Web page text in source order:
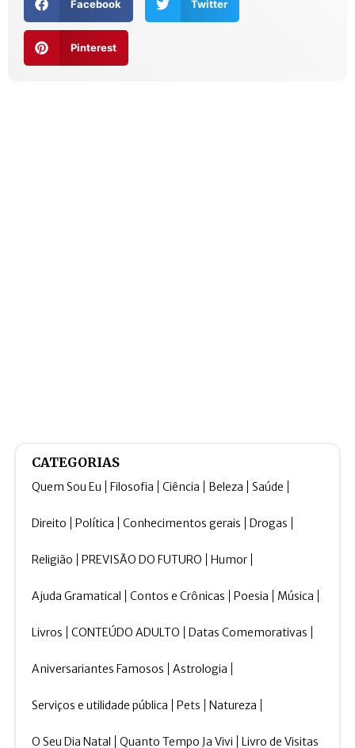
Facebook Twitter
Pinterest
CATEGORIAS
Quem Sou Eu Filosofia Ciência Beleza Saúde
Direito Política Conhecimentos gerais Drogas
Religião PREVISÃO DO FUTURO Humor
Ajuda Gramatical Contos e Crônicas Poesia Música
Livros CONTEÚDO ADULTO Datas Comemorativas
Aniversariantes Famosos Astrologia
Serviços e utilidade pública Pets Natureza
O Seu Dia Natal Quanto Tempo Ja Vivi Livro de Visitas